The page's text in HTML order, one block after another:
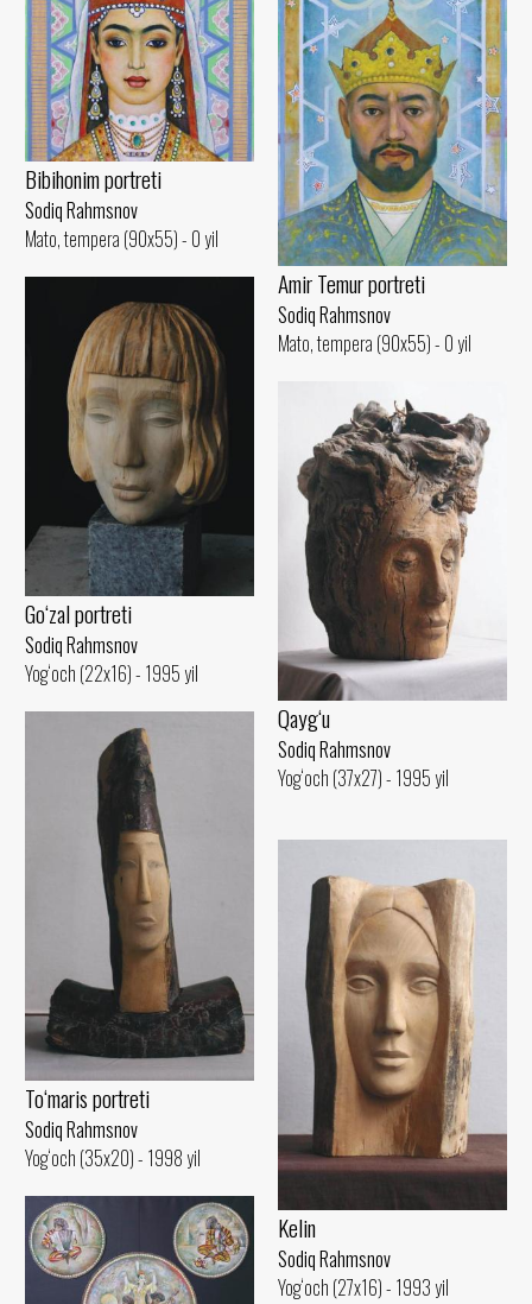
Bibihonim portreti
Sodiq Rahmsnov
Mato, tempera (90x55) - 0 yil
Amir Temur portreti
Sodiq Rahmsnov
Mato, tempera (90x55) - 0 yil
Go‘zal portreti
Sodiq Rahmsnov
Yog‘och (22x16) - 1995 yil
Qayg‘u
Sodiq Rahmsnov
Yog‘och (37x27) - 1995 yil
To‘maris portreti
Sodiq Rahmsnov
Yog‘och (35x20) - 1998 yil
Kelin
Sodiq Rahmsnov
Yog‘och (27x16) - 1993 yil